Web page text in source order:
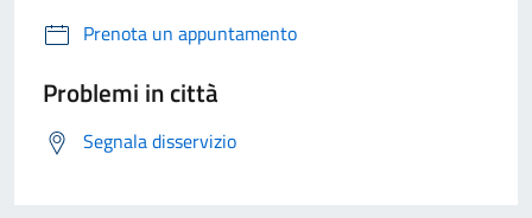
Prenota un appuntamento
Problemi in città
Segnala disservizio